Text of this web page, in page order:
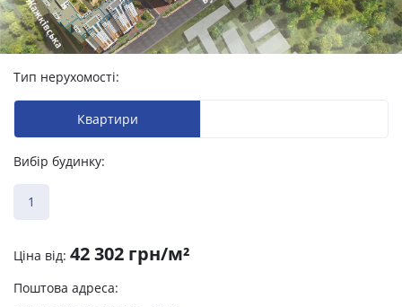
Тип нерухомості:
Квартири
Вибір будинку:
1
Ціна від: 42 302 грн/м²
Поштова адреса: